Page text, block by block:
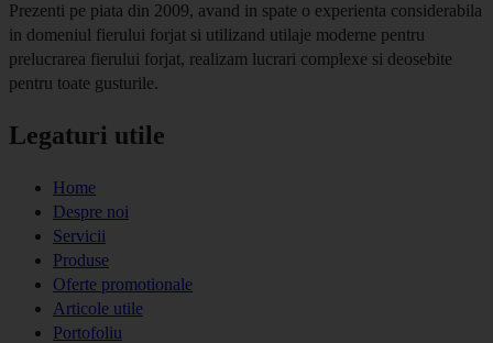
Prezenti pe piata din 2009, avand in spate o experienta considerabila
in domeniul fierului forjat si utilizand utilaje moderne pentru
prelucrarea fierului forjat, realizam lucrari complexe si deosebite
pentru toate gusturile.
Legaturi utile
Home
Despre noi
Servicii
Produse
Oferte promotionale
Articole utile
Portofoliu